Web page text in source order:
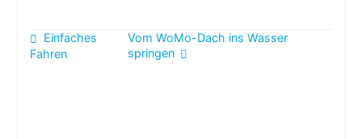
Beitragsnavigation
Einfaches
Fahren
Vom WoMo-Dach ins Wasser
springen